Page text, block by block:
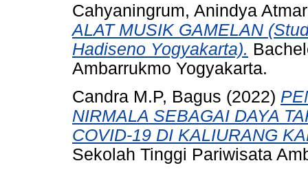
Cahyaningrum, Anindya
ALAT MUSIK GAMELAN
Hadiseno Yogyakarta).
Ambarrukmo Yogyakarta.
Candra M.P, Bagus (2022)
NIRMALA SEBAGAI DAYA
COVID-19 DI KALIURANG
Sekolah Tinggi Pariwisata